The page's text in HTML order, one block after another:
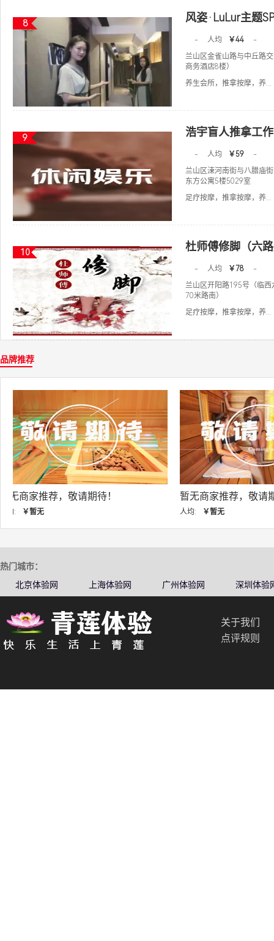
8 风姿·LuLur主题
- 人均 ￥44
-
兰山区金雀山路与中丘路
商务酒店8楼）
养生会所，推拿按摩，养...
9 浩宇盲人推拿工
- 人均 ￥59
-
兰山区涑河南街与八腊庙
东方公寓5楼5029室
足疗按摩，推拿按摩，养...
10 杜师傅修脚（六
- 人均 ￥78
-
兰山区开阳路195号（临
70米路南）
足疗按摩，推拿按摩，养...
品牌推荐
暂无商家推荐，敬请期待！
人均: ￥暂无
暂无商家推荐，
人均: ￥暂无
热门城市：
北京体验网
上海体验网 广州体验网 深圳体验
关于我们
点评规则